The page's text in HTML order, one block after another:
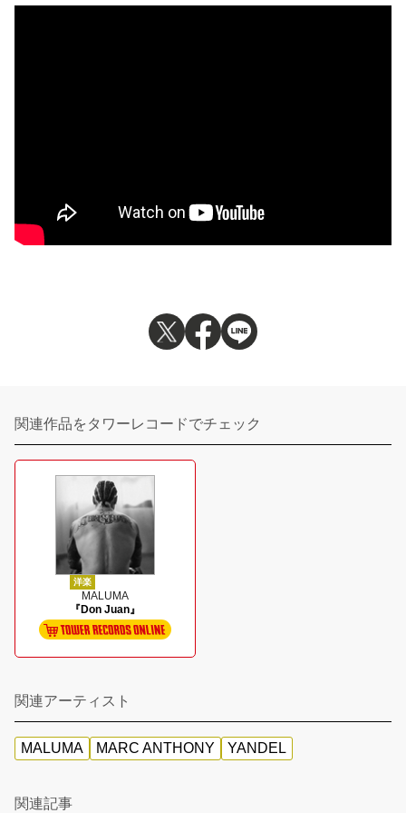
関連作品をタワーレコードでチェック
洋楽
MALUMA
『Don Juan』
関連アーティスト
MALUMA MARC ANTHONY YANDEL
関連記事